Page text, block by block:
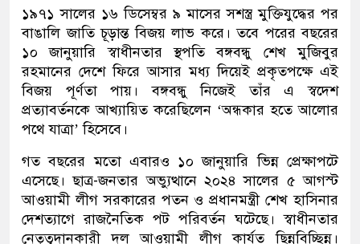
১৯৭১ সালের ১৬ ডিসেম্বর ৯ মাসের সশস্ত্র মুক্তিযুদ্ধের পর
বাঙালি জাতি চূড়ান্ত বিজয় লাভ করে। তবে পরের বছরের
১০ জানুয়ারি স্বাধীনতার স্থপতি বঙ্গবন্ধু শেখ মুজিবুর
রহমানের দেশে ফিরে আসার মধ্য দিয়েই প্রকৃতপক্ষে এই
বিজয় পূর্ণতা পায়। বঙ্গবন্ধু নিজেই তাঁর এ স্বদেশ
প্রত্যাবর্তনকে আখ্যায়িত করেছিলেন ‘অন্ধকার হতে আলোর
পথে যাত্রা’ হিসেবে।
গত বছরের মতো এবারও ১০ জানুয়ারি ভিন্ন প্রেক্ষাপটে
এসেছে। ছাত্র-জনতার অভ্যুত্থানে ২০২৪ সালের ৫ আগস্ট
আওয়ামী লীগ সরকারের পতন ও প্রধানমন্ত্রী শেখ হাসিনার
দেশত্যাগে রাজনৈতিক পট পরিবর্তন ঘটেছে। স্বাধীনতার
নেতৃত্বদানকারী দল আওয়ামী লীগ কার্যত ছিন্নবিচ্ছিন্ন।